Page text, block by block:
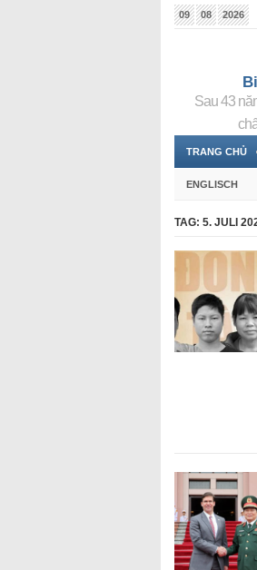
09 08 2026
Sau 43
TRANG CHỦ
ENGLISCH
TAG: 5. JULI